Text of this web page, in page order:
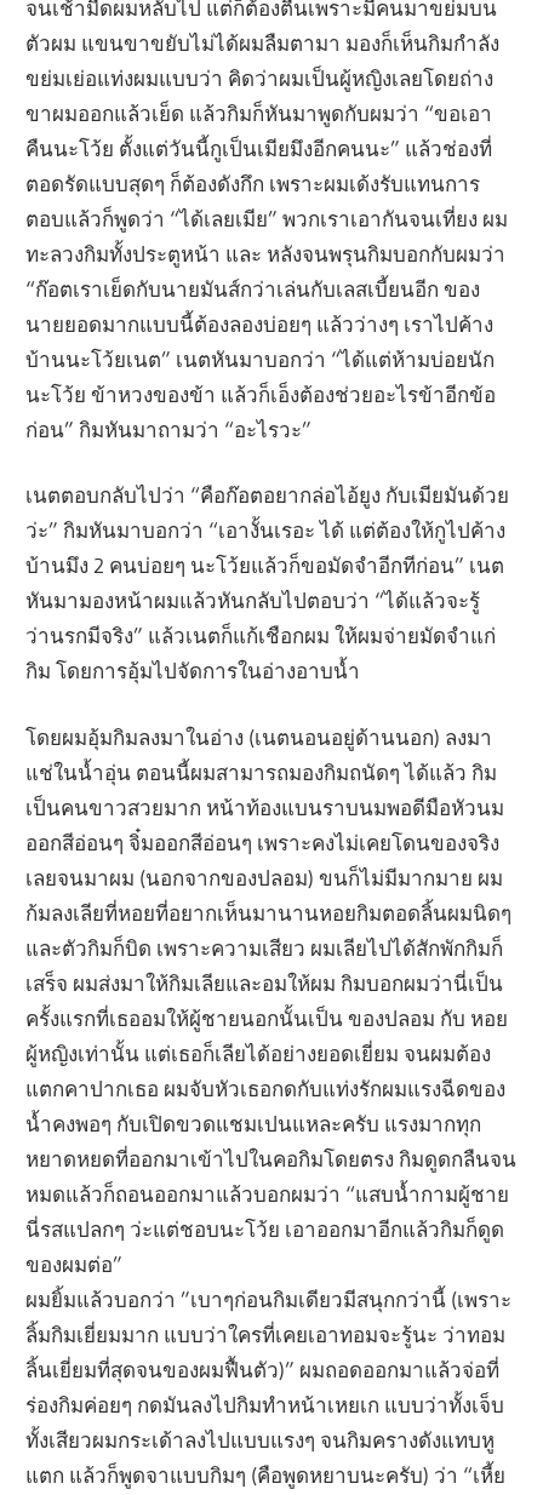
จนเช้ามืดผมหลับไป แต่ก็ต้องตื่นเพราะมีคนมาขย่มบน
ตัวผม แขนขาขยับไม่ได้ผมลืมตามา มองก็เห็นกิมกำลัง
ขย่มเย่อแท่งผมแบบว่า คิดว่าผมเป็นผู้หญิงเลยโดยถ่าง
ขาผมออกแล้วเย็ด แล้วกิมก็หันมาพูดกับผมว่า “ขอเอา
คืนนะโว้ย ตั้งแต่วันนี้กูเป็นเมียมึงอีกคนนะ” แล้วช่องที่
ตอดรัดแบบสุดๆ ก็ต้องดังกึก เพราะผมเด้งรับแทนการ
ตอบแล้วก็พูดว่า “ได้เลยเมีย” พวกเราเอากันจนเที่ยง ผม
ทะลวงกิมทั้งประตูหน้า และ หลังจนพรุนกิมบอกกับผมว่า
“ก๊อตเราเย็ดกับนายมันส์กว่าเล่นกับเลสเบี้ยนอีก ของ
นายยอดมากแบบนี้ต้องลองบ่อยๆ แล้วว่างๆ เราไปค้าง
บ้านนะโว้ยเนต” เนตหันมาบอกว่า “ได้แต่ห้ามบ่อยนัก
นะโว้ย ข้าหวงของข้า แล้วก็เอ็งต้องช่วยอะไรข้าอีกข้อ
ก่อน” กิมหันมาถามว่า “อะไรวะ”
เนตตอบกลับไปว่า “คือก๊อตอยากล่อไอ้ยูง กับเมียมันด้วย
ว่ะ” กิมหันมาบอกว่า “เอางั้นเรอะ ได้ แต่ต้องให้กูไปค้าง
บ้านมึง 2 คนบ่อยๆ นะโว้ยแล้วก็ขอมัดจำอีกทีก่อน” เนต
หันมามองหน้าผมแล้วหันกลับไปตอบว่า “ได้แล้วจะรู้
ว่านรกมีจริง” แล้วเนตก็แก้เชือกผม ให้ผมจ่ายมัดจำแก่
กิม โดยการอุ้มไปจัดการในอ่างอาบน้ำ
โดยผมอุ้มกิมลงมาในอ่าง (เนตนอนอยู่ด้านนอก) ลงมา
แช่ในน้ำอุ่น ตอนนี้ผมสามารถมองกิมถนัดๆ ได้แล้ว กิม
เป็นคนขาวสวยมาก หน้าท้องแบนราบนมพอดีมือหัวนม
ออกสีอ่อนๆ จิ๋มออกสีอ่อนๆ เพราะคงไม่เคยโดนของจริง
เลยจนมาผม (นอกจากของปลอม) ขนก็ไม่มีมากมาย ผม
ก้มลงเลียที่หอยที่อยากเห็นมานานหอยกิมตอดลิ้นผมนิดๆ
และตัวกิมก็บิด เพราะความเสียว ผมเลียไปได้สักพักกิมก็
เสร็จ ผมส่งมาให้กิมเลียและอมให้ผม กิมบอกผมว่านี่เป็น
ครั้งแรกที่เธออมให้ผู้ชายนอกนั้นเป็น ของปลอม กับ หอย
ผู้หญิงเท่านั้น แต่เธอก็เลียได้อย่างยอดเยี่ยม จนผมต้อง
แตกคาปากเธอ ผมจับหัวเธอกดกับแท่งรักผมแรงฉีดของ
น้ำคงพอๆ กับเปิดขวดแชมเปนแหละครับ แรงมากทุก
หยาดหยดที่ออกมาเข้าไปในคอกิมโดยตรง กิมดูดกลืนจน
หมดแล้วก็ถอนออกมาแล้วบอกผมว่า “แสบน้ำกามผู้ชาย
นี่รสแปลกๆ ว่ะแต่ชอบนะโว้ย เอาออกมาอีกแล้วกิมก็ดูด
ของผมต่อ”
ผมยิ้มแล้วบอกว่า ”เบาๆก่อนกิมเดียวมีสนุกกว่านี้ (เพราะ
ลิ้มกิมเยี่ยมมาก แบบว่าใครที่เคยเอาทอมจะรู้นะ ว่าทอม
ลิ้นเยี่ยมที่สุดจนของผมฟื้นตัว)” ผมถอดออกมาแล้วจ่อที่
ร่องกิมค่อยๆ กดมันลงไปกิมทำหน้าเหยเก แบบว่าทั้งเจ็บ
ทั้งเสียวผมกระเด้าลงไปแบบแรงๆ จนกิมครางดังแทบหู
แตก แล้วก็พูดจาแบบกิมๆ (คือพูดหยาบนะครับ) ว่า “เหี้ย